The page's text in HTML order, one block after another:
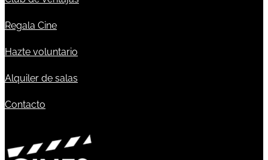
Regala Cine
Hazte voluntario
Alquiler de salas
Contacto